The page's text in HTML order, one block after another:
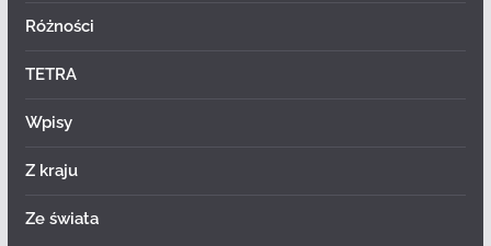
Różności
TETRA
Wpisy
Z kraju
Ze świata